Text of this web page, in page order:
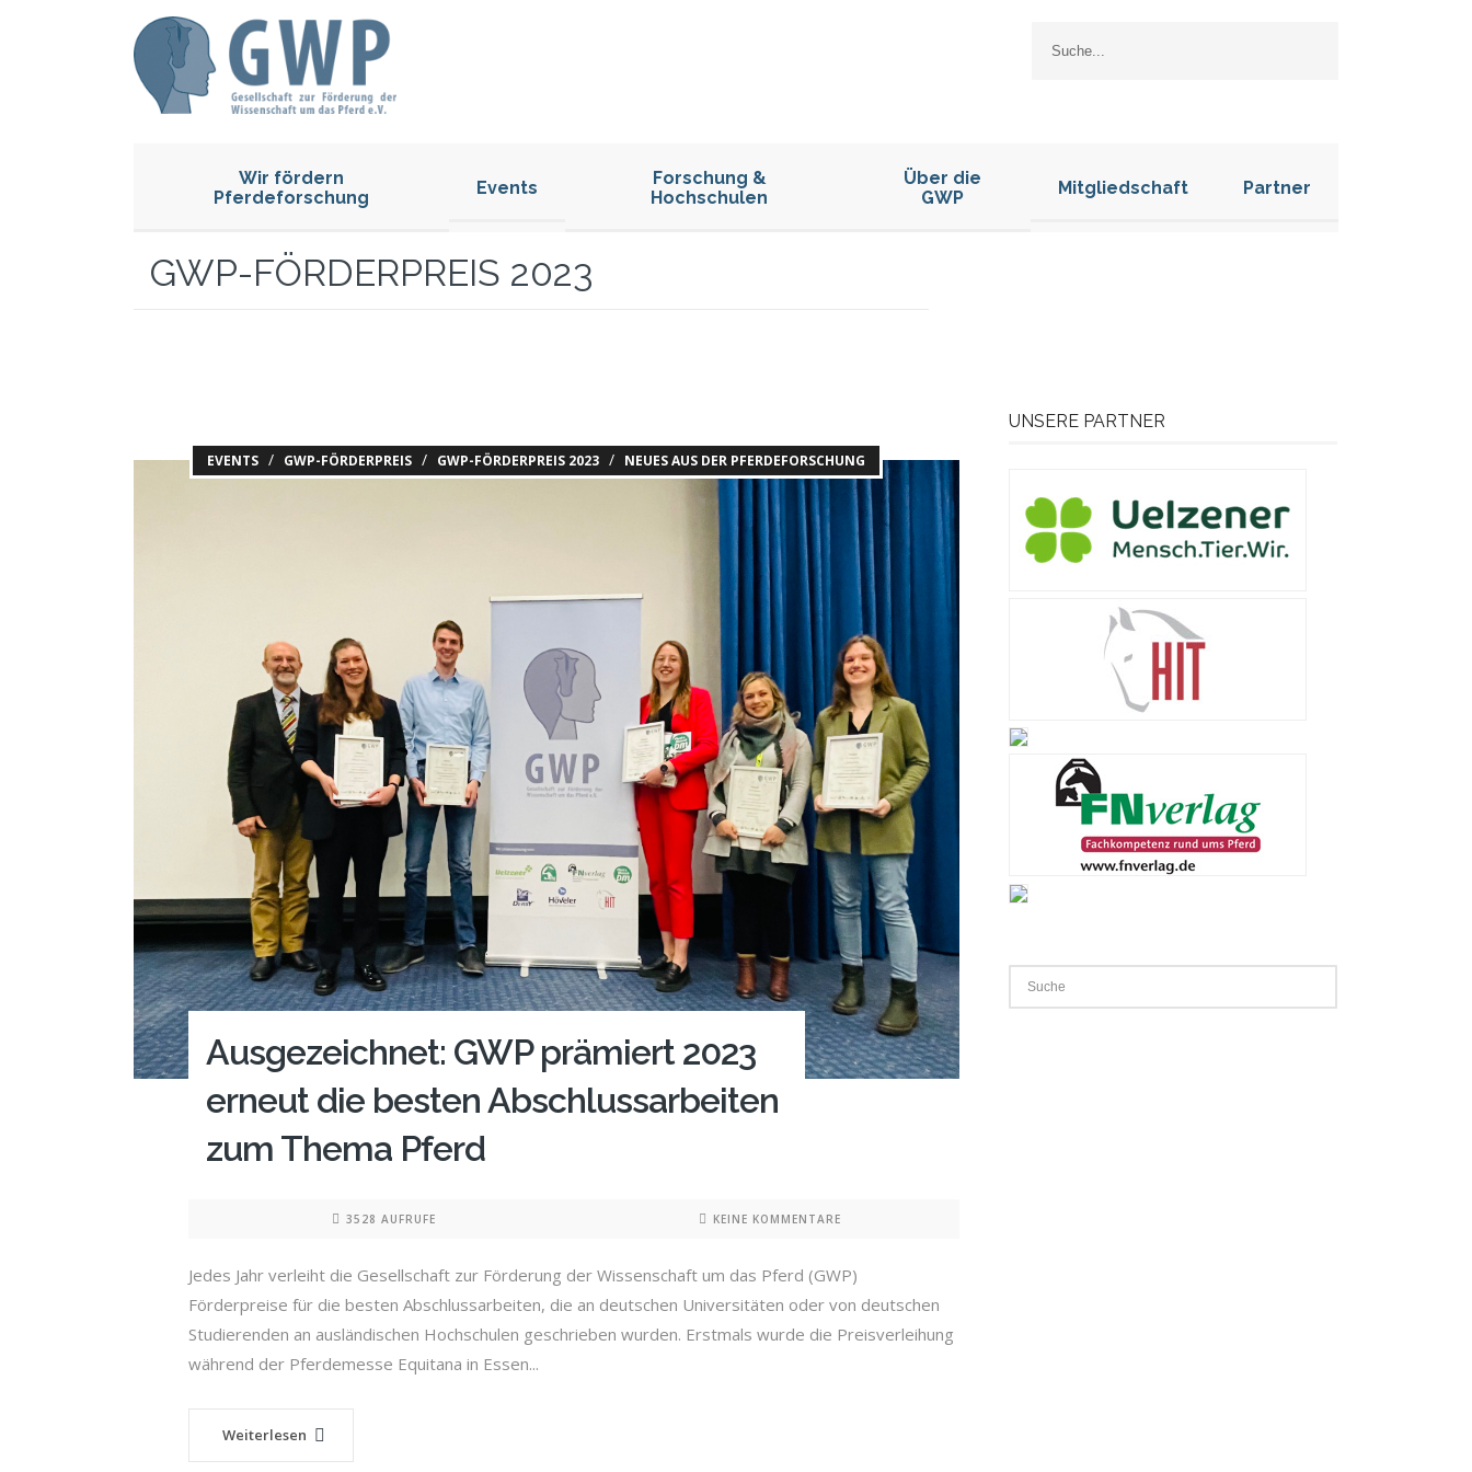
Wir fördern
Pferdeforschung
Events
Forschung &
Hochschulen
Über die
GWP
Mitgliedschaft Partner
GWP-FÖRDERPREIS 2023
EVENTS / GWP-FÖRDERPREIS / GWP-FÖRDERPREIS 2023 / NEUES AUS DER PFERDEFORSCHUNG
Ausgezeichnet: GWP prämiert 2023
erneut die besten Abschlussarbeiten
zum Thema Pferd
3528 AUFRUFE KEINE KOMMENTARE
Jedes Jahr verleiht die Gesellschaft zur Förderung der Wissenschaft um das Pferd (GWP)
Förderpreise für die besten Abschlussarbeiten, die an deutschen Universitäten oder von deutschen
Studierenden an ausländischen Hochschulen geschrieben wurden. Erstmals wurde die Preisverleihung
während der Pferdemesse Equitana in Essen...
Weiterlesen
UNSERE PARTNER